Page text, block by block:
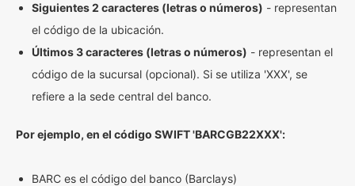
Siguientes 2 caracteres (letras o números) - representan
el código de la ubicación.
Últimos 3 caracteres (letras o números) - representan el
código de la sucursal (opcional). Si se utiliza 'XXX', se
refiere a la sede central del banco.
Por ejemplo, en el código SWIFT 'BARCGB22XXX':
BARC es el código del banco (Barclays)